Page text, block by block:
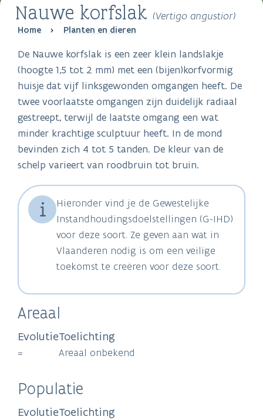
Nauwe korfslak (Vertigo angustior)
Breadcrumb
Home Planten en dieren
De Nauwe korfslak is een zeer klein landslakje
(hoogte 1,5 tot 2 mm) met een (bijen)korfvormig
huisje dat vijf linksgewonden omgangen heeft. De
twee voorlaatste omgangen zijn duidelijk radiaal
gestreept, terwijl de laatste omgang een wat
minder krachtige sculptuur heeft. In de mond
bevinden zich 4 tot 5 tanden. De kleur van de
schelp varieert van roodbruin tot bruin.
Hieronder vind je de Gewestelijke
Instandhoudingsdoelstellingen (G-IHD)
voor deze soort. Ze geven aan wat in
Vlaanderen nodig is om een veilige
toekomst te creëren voor deze soort.
Areaal
Evolutie
=
Toelichting
Areaal onbekend
Populatie
EvolutieToelichting